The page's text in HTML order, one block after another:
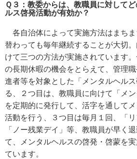
Ｑ３：教委からは、教職員に対して
ルス啓発活動が有効か？
各自治体によって実施方法はまち
替わっても毎年継続することが大切
けて三つの方法が実施されています
の長期休暇の機会をとらえて、管理
進者等を対象とした「メンタルヘル
る、２つ目は、教職員に向けて「メ
を定期的に発行して、活字を通して
活動を行う、３つ目は毎月１回、「リ
「ノー残業デイ」等、教職員が早く
て、メンタルヘルスの啓発・啓蒙を
ています。